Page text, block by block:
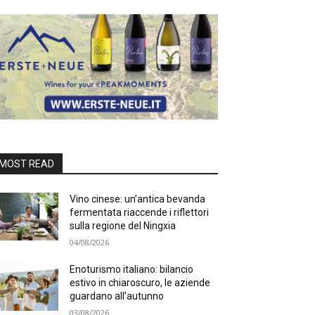
READ
Vino cinese: un’antica bevanda
fermentata riaccende i riflettori
sulla regione del Ningxia
04/08/2026
Enoturismo italiano: bilancio
estivo in chiaroscuro, le aziende
guardano all’autunno
03/08/2026